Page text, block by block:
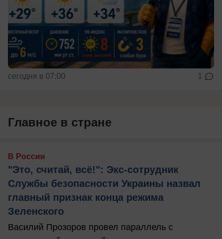
сегодня в 07:00 1
Главное в стране
В России
"Это, считай, всё!": Экс-сотрудник
Службы безопасности Украины назвал
главный признак конца режима
Зеленского
Василий Прозоров провел параллель с